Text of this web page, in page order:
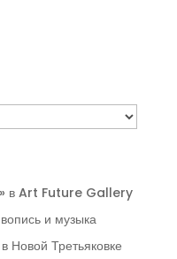
в Art Future Gallery
и музыка
Новой Третьяковке